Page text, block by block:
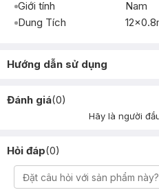
Giới tính
Nam
Dung Tích
Hướng dẫn sử dụng
Đánh giá(0)
Hãy là người
Hỏi đáp(0)